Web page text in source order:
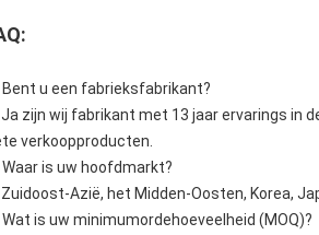
Bent u een fabrieksfabrikant?
Ja zijn wij fabrikant met 13 jaar ervarings in
verkoopproducten.
Waar is uw hoofdmarkt?
Zuidoost-Azië, het Midden-Oosten, Korea,
Wat is uw minimumordehoeveelheid (MOQ)?